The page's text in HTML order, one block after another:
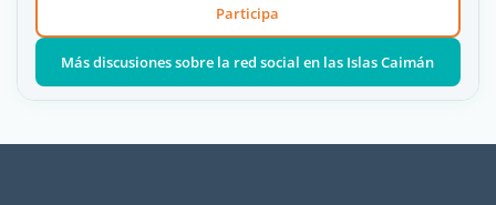
Participa
Más discusiones sobre la red social en las Islas Caimán